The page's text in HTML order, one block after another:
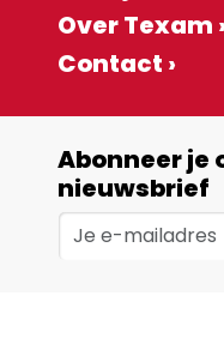
Over Texam ›
Contact ›
Abonneer je
nieuwsbrief